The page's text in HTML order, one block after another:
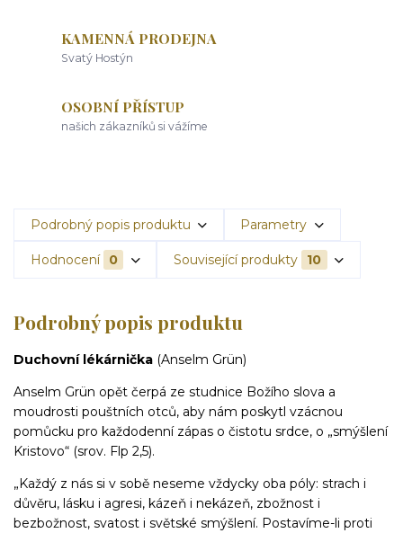
KAMENNÁ PRODEJNA
Svatý Hostýn
OSOBNÍ PŘÍSTUP
našich zákazníků si vážíme
Podrobný popis produktu Parametry
Hodnocení 0 Související produkty 10
Podrobný popis produktu
Duchovní lékárnička (Anselm Grün)
Anselm Grün opět čerpá ze studnice Božího slova a
moudrosti pouštních otců, aby nám poskytl vzácnou
pomůcku pro každodenní zápas o čistotu srdce, o „smýšlení
Kristovo“ (srov. Flp 2,5).
„Každý z nás si v sobě neseme vždycky oba póly: strach i
důvěru, lásku i agresi, kázeň i nekázeň, zbožnost i
bezbožnost, svatost i světské smýšlení. Postavíme-li proti